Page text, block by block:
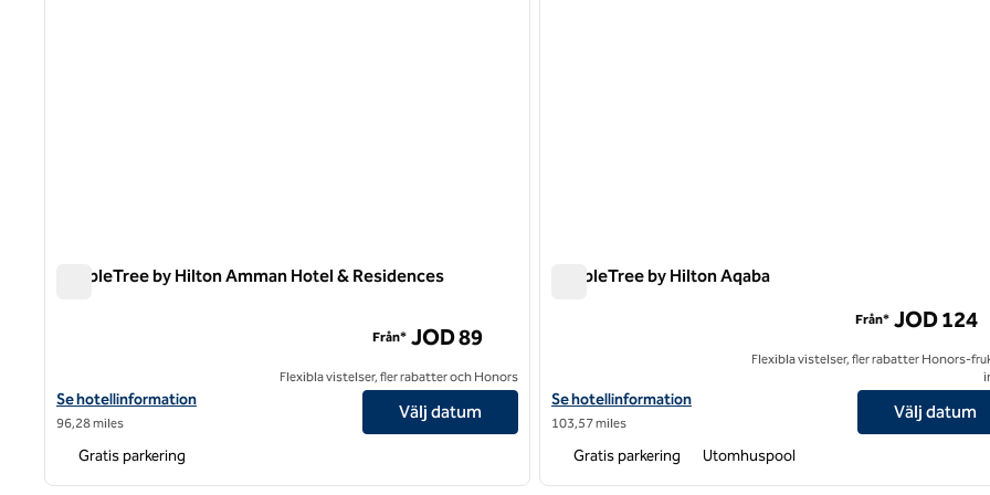
DoubleTree by Hilton Amman Hotel & Residences
Visa hotelluppgifter för DoubleTree by Hilton Amman Hotel & Residences
Se hotellinformation
96,28 miles
Från* JOD 89
Flexibla vistelser, fler rabatter och Honors
Välj datum
Gratis parkering
DoubleTree by Hilton Aqaba
Visa hotelluppgifter för DoubleTree by Hilton Aqaba
Se hotellinformation
103,57 miles
Från* JOD 124
Flexibla vistelser, fler rabatter Honors-
Välj datum
Gratis parkering Utomhuspool